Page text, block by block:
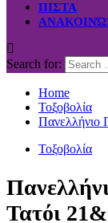
ΠΙΣΤΑ
Search for:
Home
Τοξοβολία
Πανελλήνιο
Τοξοβολία
Τατόι